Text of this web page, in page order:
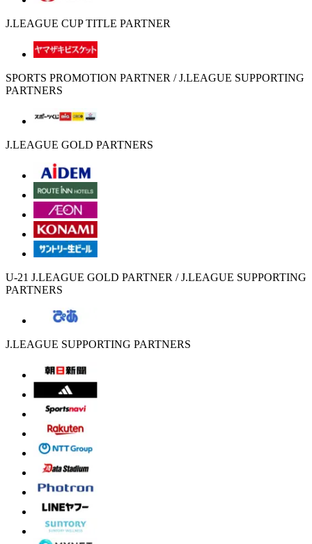
J.LEAGUE CUP TITLE PARTNER
SPORTS PROMOTION PARTNER / J.LEAGUE SUPPORTING
PARTNERS
J.LEAGUE GOLD PARTNERS
U-21 J.LEAGUE GOLD PARTNER / J.LEAGUE SUPPORTING
PARTNERS
J.LEAGUE SUPPORTING PARTNERS